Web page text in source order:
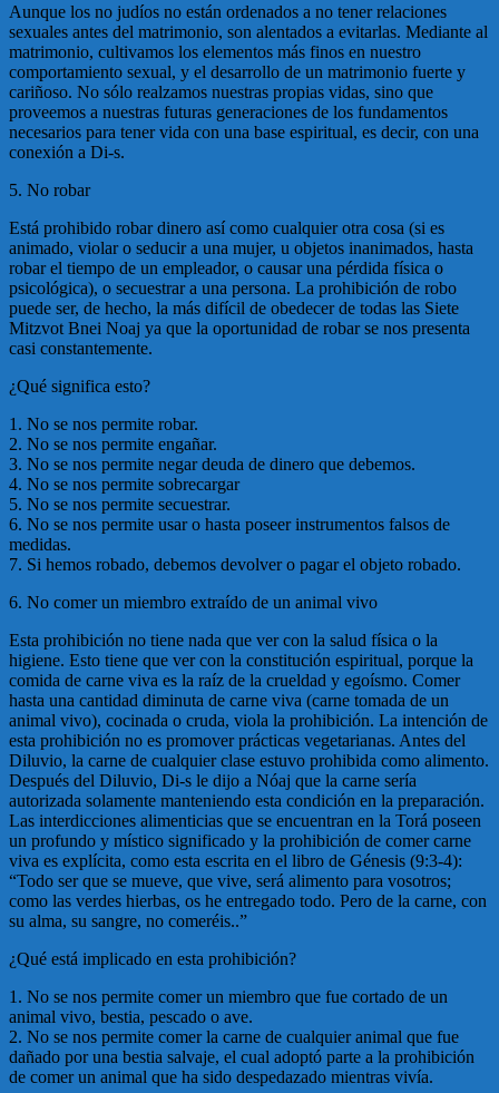
Aunque los no judíos no están ordenados a no tener relaciones
sexuales antes del matrimonio, son alentados a evitarlas. Mediante al
matrimonio, cultivamos los elementos más finos en nuestro
comportamiento sexual, y el desarrollo de un matrimonio fuerte y
cariñoso. No sólo realzamos nuestras propias vidas, sino que
proveemos a nuestras futuras generaciones de los fundamentos
necesarios para tener vida con una base espiritual, es decir, con una
conexión a Di-s.
5. No robar
Está prohibido robar dinero así como cualquier otra cosa (si es
animado, violar o seducir a una mujer, u objetos inanimados, hasta
robar el tiempo de un empleador, o causar una pérdida física o
psicológica), o secuestrar a una persona. La prohibición de robo
puede ser, de hecho, la más difícil de obedecer de todas las Siete
Mitzvot Bnei Noaj ya que la oportunidad de robar se nos presenta
casi constantemente.
¿Qué significa esto?
1. No se nos permite robar.
2. No se nos permite engañar.
3. No se nos permite negar deuda de dinero que debemos.
4. No se nos permite sobrecargar
5. No se nos permite secuestrar.
6. No se nos permite usar o hasta poseer instrumentos falsos de
medidas.
7. Si hemos robado, debemos devolver o pagar el objeto robado.
6. No comer un miembro extraído de un animal vivo
Esta prohibición no tiene nada que ver con la salud física o la
higiene. Esto tiene que ver con la constitución espiritual, porque la
comida de carne viva es la raíz de la crueldad y egoísmo. Comer
hasta una cantidad diminuta de carne viva (carne tomada de un
animal vivo), cocinada o cruda, viola la prohibición. La intención de
esta prohibición no es promover prácticas vegetarianas. Antes del
Diluvio, la carne de cualquier clase estuvo prohibida como alimento.
Después del Diluvio, Di-s le dijo a Nóaj que la carne sería
autorizada solamente manteniendo esta condición en la preparación.
Las interdicciones alimenticias que se encuentran en la Torá poseen
un profundo y místico significado y la prohibición de comer carne
viva es explícita, como esta escrita en el libro de Génesis (9:3-4):
“Todo ser que se mueve, que vive, será alimento para vosotros;
como las verdes hierbas, os he entregado todo. Pero de la carne, con
su alma, su sangre, no comeréis..”
¿Qué está implicado en esta prohibición?
1. No se nos permite comer un miembro que fue cortado de un
animal vivo, bestia, pescado o ave.
2. No se nos permite comer la carne de cualquier animal que fue
dañado por una bestia salvaje, el cual adoptó parte a la prohibición
de comer un animal que ha sido despedazado mientras vivía.